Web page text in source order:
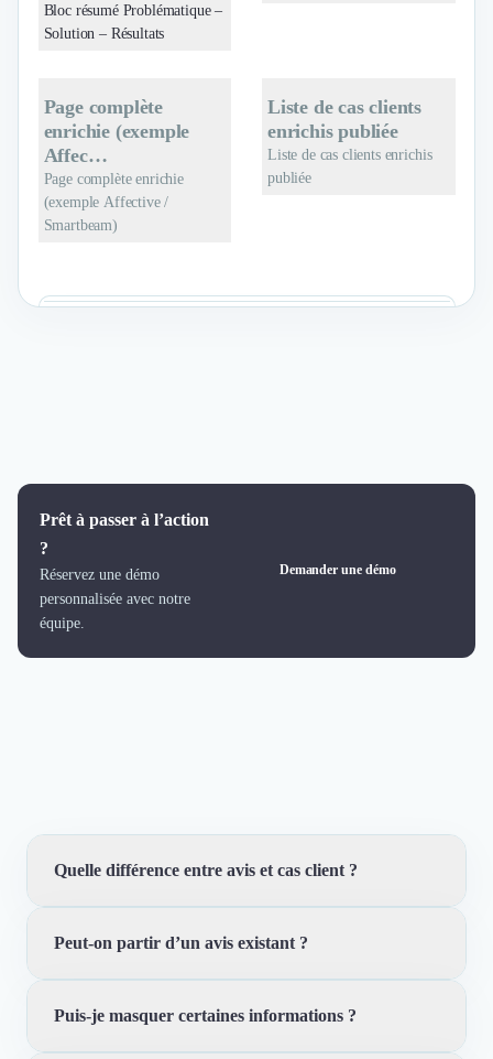
Bloc résumé Problématique –
Solution – Résultats
Page complète
enrichie (exemple
Affec…
Page complète enrichie
(exemple Affective /
Smartbeam)
Liste de cas clients
enrichis publiée
Liste de cas clients enrichis
publiée
Prêt à passer à l’action
?
Réservez une démo
personnalisée avec notre
équipe.
Demander une démo
Quelle différence entre avis et cas client ?
L’avis donne une preuve courte et authentifiée. Le cas
Peut-on partir d’un avis existant ?
Oui. Trustfolio permet de transformer une preuve déjà
Puis-je masquer certaines informations ?